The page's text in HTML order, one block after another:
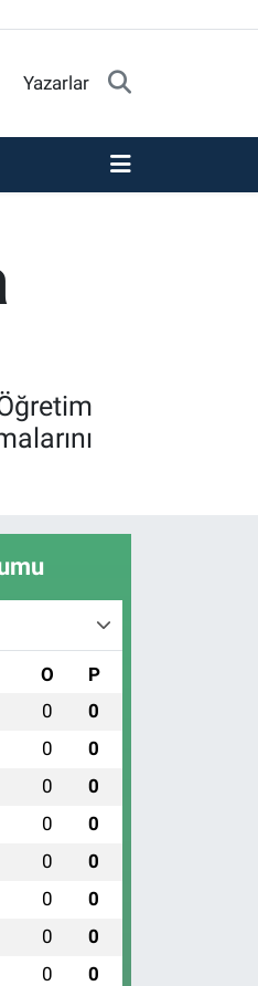
Yazarlar
O P
0 0
0 0
0 0
0 0
0 0
0 0
0 0
0 0